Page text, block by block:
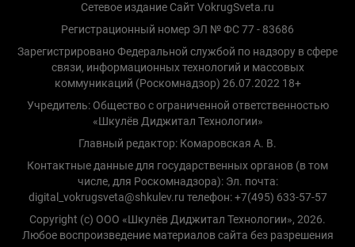
Сетевое издание Сайт VokrugSveta.ru
Регистрационный номер ЭЛ № ФС 77 - 83686
Зарегистрировано Федеральной службой по надзору в сфере
связи, информационных технологий и массовых
коммуникаций (Роскомнадзор) 26.07.2022 18+
Учредитель: Общество с ограниченной ответственностью
«Шкулёв Диджитал Технологии»
Главный редактор: Комаровская А. В.
Контактные данные для государственных органов (в том
числе, для Роскомнадзора): Эл. почта:
digital_vokrugsveta@shkulev.ru телефон: +7(495) 633-57-57
Copyright (с) ООО «Шкулёв Диджитал Технологии», 2026.
Любое воспроизведение материалов сайта без разрешения